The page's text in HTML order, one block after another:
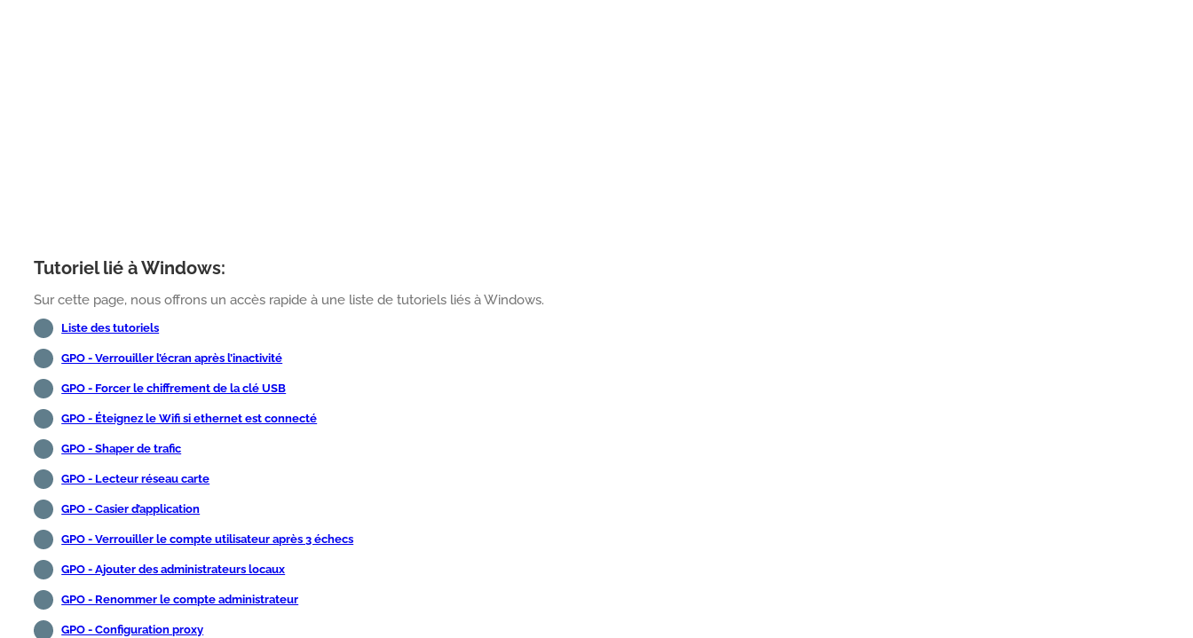
Tutoriel lié à Windows:
Sur cette page, nous offrons un accès rapide à une liste de tutoriels liés à Windows.
Liste des tutoriels
GPO - Verrouiller l’écran après l’inactivité
GPO - Forcer le chiffrement de la clé USB
GPO - Éteignez le Wifi si ethernet est connecté
GPO - Shaper de trafic
GPO - Lecteur réseau carte
GPO - Casier d’application
GPO - Verrouiller le compte utilisateur après 3 échecs
GPO - Ajouter des administrateurs locaux
GPO - Renommer le compte administrateur
GPO - Configuration proxy